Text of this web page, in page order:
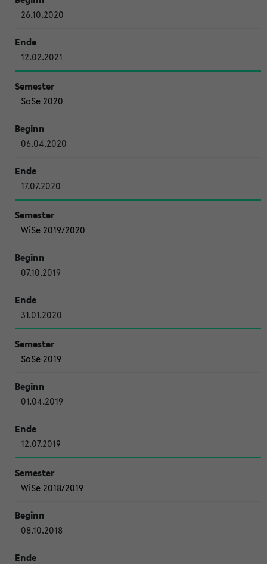
26.10.2020
12.02.2021
SoSe 2020
06.04.2020
17.07.2020
WiSe 2019/2020
07.10.2019
31.01.2020
SoSe 2019
01.04.2019
12.07.2019
WiSe 2018/2019
08.10.2018